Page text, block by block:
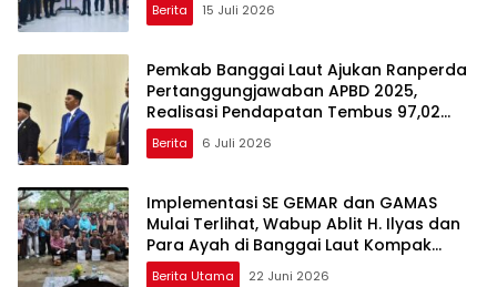
Berita 15 Juli 2026
Pemkab Banggai Laut Ajukan Ranperda
Pertanggungjawaban APBD 2025,
Realisasi Pendapatan Tembus 97,02
Persen
Berita 6 Juli 2026
Implementasi SE GEMAR dan GAMAS
Mulai Terlihat, Wabup Ablit H. Ilyas dan
Para Ayah di Banggai Laut Kompak
Ambil Rapor Anak
Berita Utama 22 Juni 2026